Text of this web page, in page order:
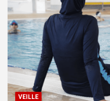
VEILLE